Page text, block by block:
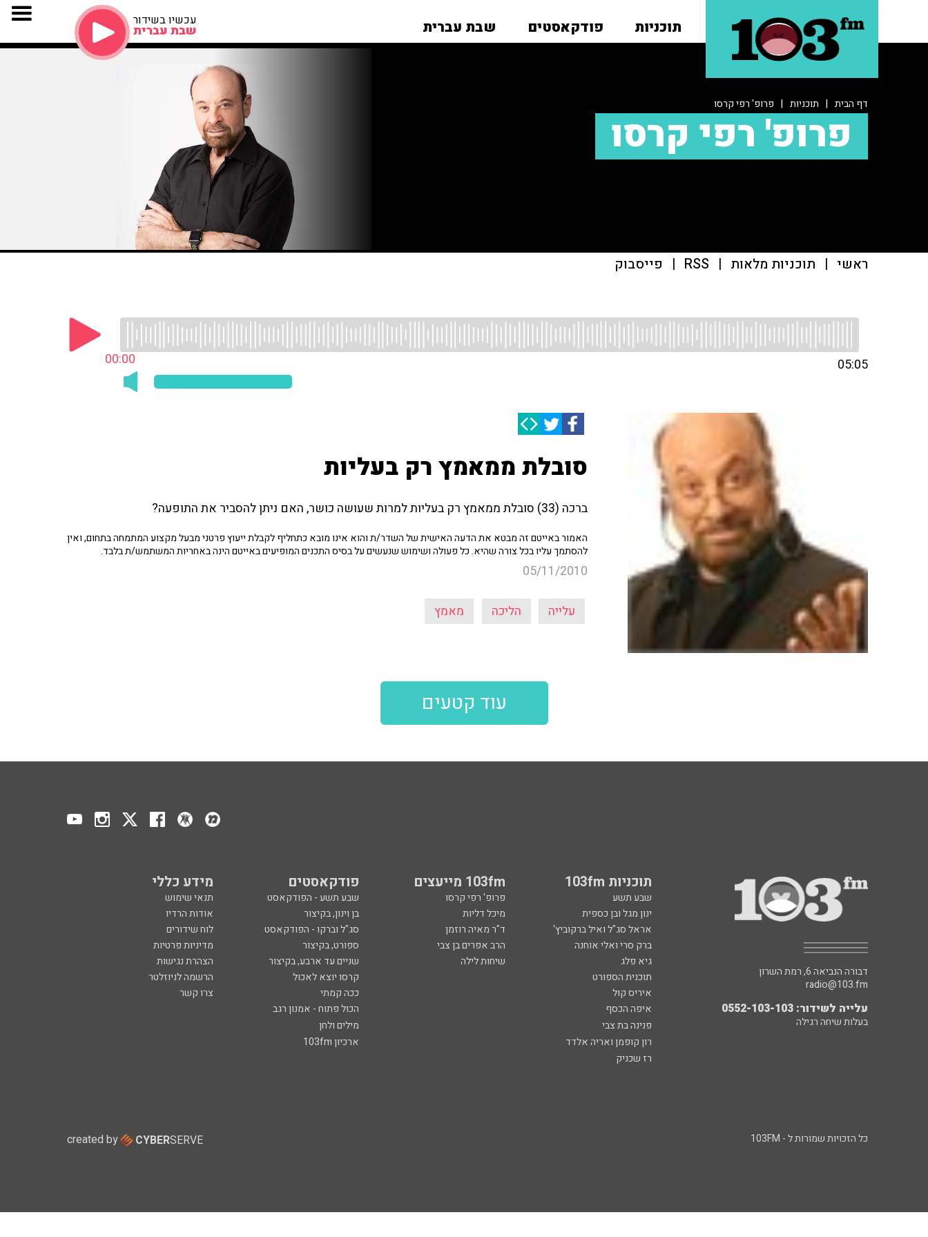
תוכניות פודקאסטים שבת עברית עכשיו בשידור
שבת עברית
דף הבית | תוכניות | פרופ' רפי קרסו
פרופ' רפי קרסו
ראשי | תוכניות מלאות |
RSS
| פייסבוק
00:00 05:05
סובלת ממאמץ רק בעליות
ברכה (33) סובלת ממאמץ רק בעליות למרות שעושה כושר, האם ניתן להסביר את התופעה?
האמור באייטם זה מבטא את הדעה האישית של השדר/ת והוא אינו מובא כתחליף לקבלת ייעוץ פרטני מבעל מקצוע המתמחה בתחום, ואין
להסתמך עליו בכל צורה שהיא. כל פעולה ושימוש שנעשים על בסיס התכנים המופיעים באייטם הינה באחריות המשתמש/ת בלבד.
05/11/2010
עלייה הליכה מאמץ
עוד קטעים
תוכניות 103fm 103fm מייעצים פודקאסטים מידע כללי
שבע תשע פרופ' רפי קרסו שבע תשע - הפודקאסט
תנאי שימוש
ינון מגל ובן כספית
מיכל דליות בן וינון, בקיצור
אודות הרדיו
אראל סג"ל ואיל ברקוביץ'
ד"ר מאיה רוזמן סג"ל וברקו - הפודקאסט
לוח שידורים
ברק סרי ואלי אוחנה
הרב אפרים בן צבי ספורט, בקיצור
מדיניות פרטיות
גיא פלג
שיחות לילה שניים עד ארבע, בקיצור
הצהרת נגישות
תוכנית הספורט
קרסו יוצא לאכול
הרשמה לניוזלטר
איריס קול
ככה קמתי
צרו קשר
איפה הכסף
הכול פתוח - אמנון רגב
פנינה בת צבי
מילים ולחן
רון קופמן ואריה אלדד
ארכיון 103fm
רז שכניק
דבורה הנביאה 6, רמת השרון
radio@103.fm
עלייה לשידור: 0552-103-103
בעלות שיחה רגילה
כל הזכויות שמורות ל - 103FM created by CYBERSERVE